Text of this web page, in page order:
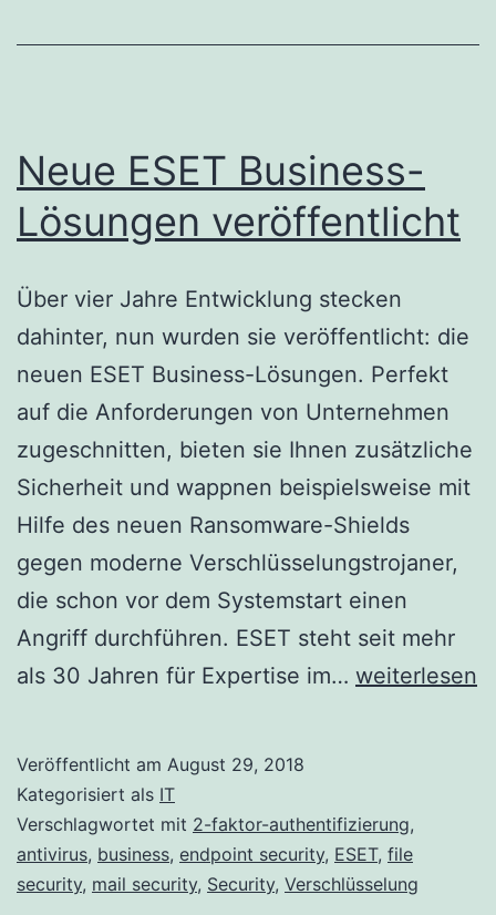
Neue ESET Business-
Lösungen veröffentlicht
Über vier Jahre Entwicklung stecken
dahinter, nun wurden sie veröffentlicht: die
neuen ESET Business-Lösungen. Perfekt
auf die Anforderungen von Unternehmen
zugeschnitten, bieten sie Ihnen zusätzliche
Sicherheit und wappnen beispielsweise mit
Hilfe des neuen Ransomware-Shields
gegen moderne Verschlüsselungstrojaner,
die schon vor dem Systemstart einen
Angriff durchführen. ESET steht seit mehr
als 30 Jahren für Expertise im… Neue
veröffentlicht
weiterlesen
Veröffentlicht am August 29, 2018
Kategorisiert als IT
Verschlagwortet mit 2-faktor-authentifizierung,
antivirus, business, endpoint security, ESET, file
security, mail security, Security, Verschlüsselung